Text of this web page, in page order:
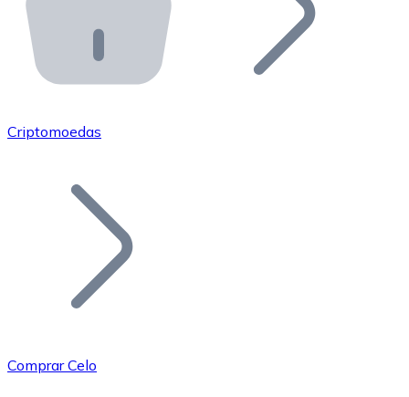
API Bitnovo
Integre nossa API no seu ecossistema.
Junte-se à nossa rede de revendedores e comercialize
Adicione o token do seu projeto ao nosso serviço de
Criptomoedas
Comprar Celo